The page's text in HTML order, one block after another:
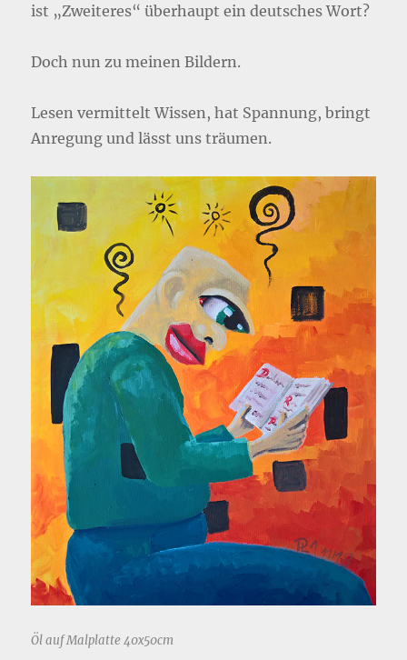
ist „Zweiteres“ überhaupt ein deutsches Wort?
Doch nun zu meinen Bildern.
Lesen vermittelt Wissen, hat Spannung, bringt
Anregung und lässt uns träumen.
Öl auf Malplatte 40x50cm